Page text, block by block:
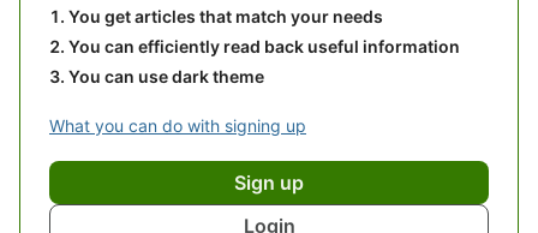
You get articles that match your needs
You can efficiently read back useful information
You can use dark theme
What you can do with signing up
Sign up
Login